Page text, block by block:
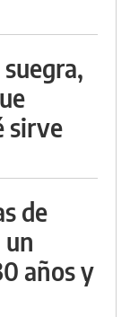
sirve
de
un
años y